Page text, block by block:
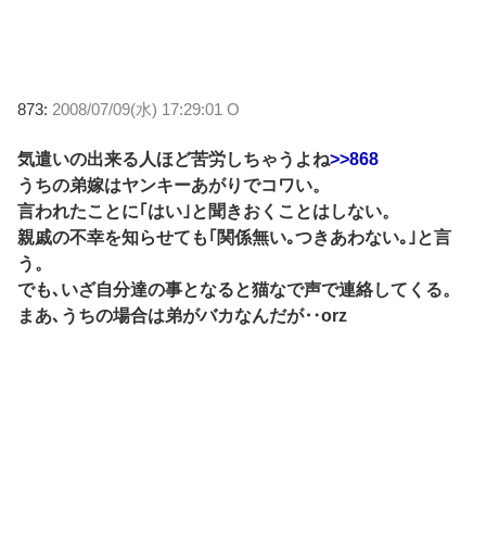
873: 2008/07/09(水) 17:29:01 O
気遣いの出来る人ほど苦労しちゃうよね>>868
うちの弟嫁はヤンキーあがりでコワい。
言われたことに｢はい｣と聞きおくことはしない。
親戚の不幸を知らせても｢関係無い｡つきあわない｡｣と言
う。
でも､いざ自分達の事となると猫なで声で連絡してくる。
まあ､うちの場合は弟がバカなんだが‥orz